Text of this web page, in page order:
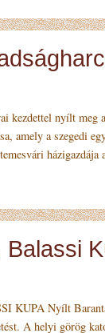
kezdettel nyílt meg
amely a szegedi
házigazdája
KUPA Nyílt
A helyi görög